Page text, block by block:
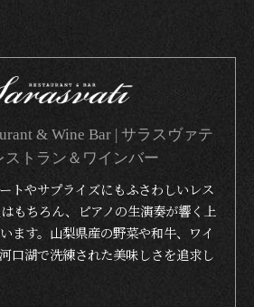
& Wine Bar | サラスヴァテ
ストラン＆ワインバー
トやサプライズにもふさわしいレス
もちろん、ピアノの生演奏が響く上
ます。山梨県産の野菜や和牛、ワイ
口湖で洗練された美味しさを追求し